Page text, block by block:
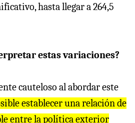
hasta llegar a 264,5
estas variaciones?
cauteloso al abordar este
establecerunarelación de
entre la política exterior